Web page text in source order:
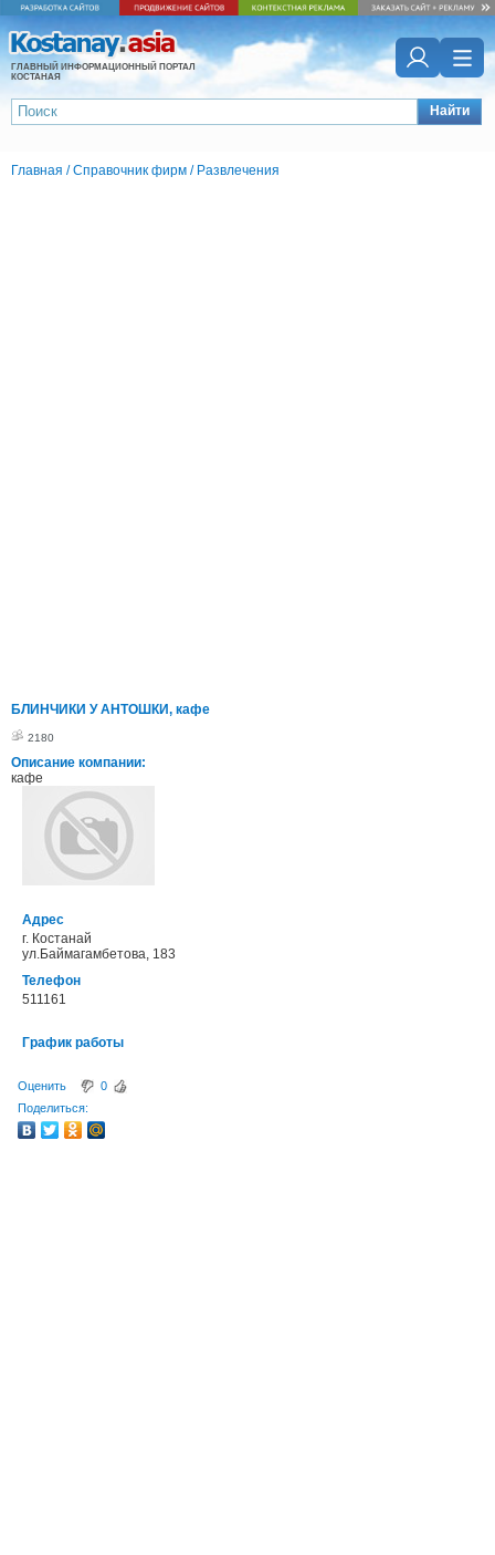
ГЛАВНЫЙ ИНФОРМАЦИОННЫЙ ПОРТАЛ
КОСТАНАЯ
Найти
Главная /Справочник фирм / Развлечения
БЛИНЧИКИ У АНТОШКИ, кафе
2180
Описание компании:
кафе
Адрес
г. Костанай
ул.Баймагамбетова, 183
Телефон
511161
График работы
Оценить
0
Поделиться: